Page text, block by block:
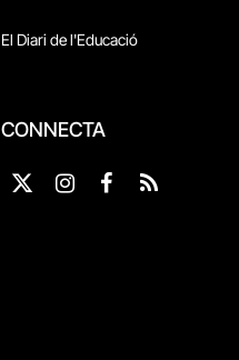
El Diari de l'Educació
CONNECTA
X
Instagram
Facebook
RSS